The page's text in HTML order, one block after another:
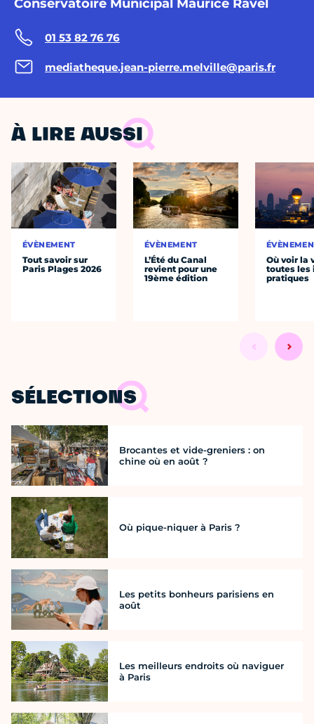
Conservatoire Municipal Maurice Ravel
01 53 82 76 76
mediatheque.jean-pierre.melville@paris.fr
À LIRE AUSSI
ÉVÈNEMENT
Tout savoir sur
Paris Plages 2026
ÉVÈNEMENT
L’Été du Canal
revient pour une
19ème édition
Où voir la
toutes les
pratiques
SÉLECTIONS
Brocantes et vide-greniers : on
chine où en août ?
Où pique-niquer à Paris ?
Les petits bonheurs parisiens en
août
Les meilleurs endroits où naviguer
à Paris